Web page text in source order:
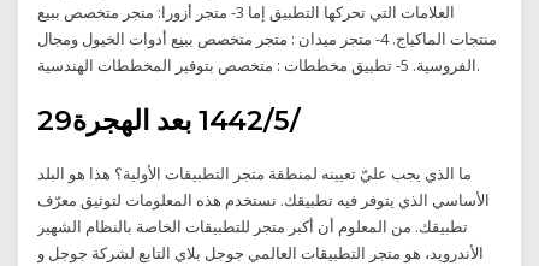
العلامات التي تحركها التطبيق إما 3- متجر أزورا: متجر متخصص ببيع
منتجات الماكياج. 4- متجر ميدان : متجر متخصص ببيع أدوات الخيول ومجال
الفروسية. 5- تطبيق مخططات : متخصص بتوفير المخططات الهندسية.
29‏‏/5‏‏/1442 بعد الهجرة
ما الذي يجب عليّ تعيينه لمنطقة متجر التطبيقات الأولية؟ هذا هو البلد
الأساسي الذي يتوفر فيه تطبيقك. نستخدم هذه المعلومات لتوثيق معرّف
تطبيقك. من المعلوم أن أكبر متجر للتطبيقات الخاصة بالنظام الشهير
الأندرويد، هو متجر التطبيقات العالمي جوجل بلاي التابع لشركة جوجل و